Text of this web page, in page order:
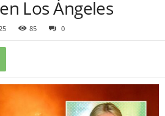
Los Ángeles
85 0